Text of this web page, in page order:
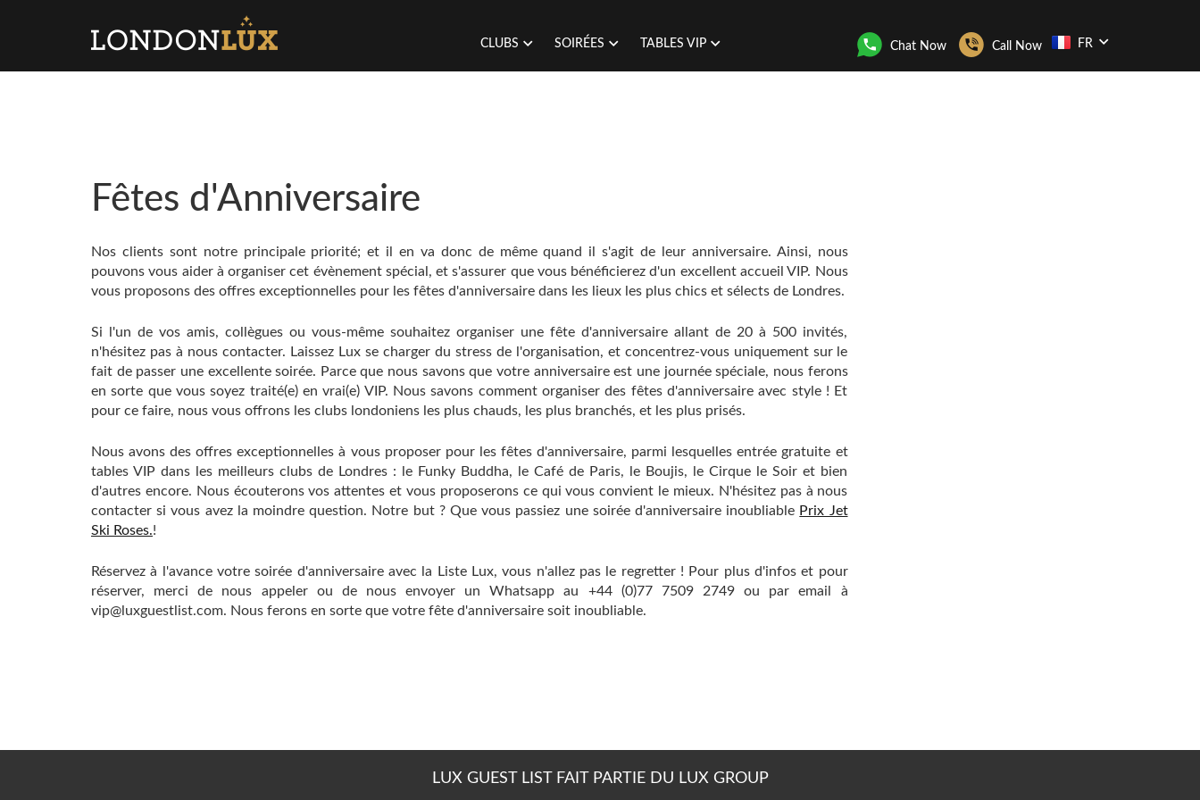
CLUBS SOIRÉES TABLES VIP Chat Now Call Now FR
Fêtes d'Anniversaire
Nos clients sont notre principale priorité; et il en va donc de même quand il s'agit de leur anniversaire. Ainsi, nous
pouvons vous aider à organiser cet évènement spécial, et s'assurer que vous bénéficierez d'un excellent accueil VIP. Nous
vous proposons des offres exceptionnelles pour les fêtes d'anniversaire dans les lieux les plus chics et sélects de Londres.
Si l'un de vos amis, collègues ou vous-même souhaitez organiser une fête d'anniversaire allant de 20 à 500 invités,
n'hésitez pas à nous contacter. Laissez Lux se charger du stress de l'organisation, et concentrez-vous uniquement sur le
fait de passer une excellente soirée. Parce que nous savons que votre anniversaire est une journée spéciale, nous ferons
en sorte que vous soyez traité(e) en vrai(e) VIP. Nous savons comment organiser des fêtes d'anniversaire avec style ! Et
pour ce faire, nous vous offrons les clubs londoniens les plus chauds, les plus branchés, et les plus prisés.
Nous avons des offres exceptionnelles à vous proposer pour les fêtes d'anniversaire, parmi lesquelles entrée gratuite et
tables VIP dans les meilleurs clubs de Londres : le Funky Buddha, le Café de Paris, le Boujis, le Cirque le Soir et bien
d'autres encore. Nous écouterons vos attentes et vous proposerons ce qui vous convient le mieux. N'hésitez pas à nous
contacter si vous avez la moindre question. Notre but ? Que vous passiez une soirée d'anniversaire inoubliable Prix Jet
Ski Roses.!
Réservez à l'avance votre soirée d'anniversaire avec la Liste Lux, vous n'allez pas le regretter ! Pour plus d'infos et pour
réserver, merci de nous appeler ou de nous envoyer un Whatsapp au +44 (0)77 7509 2749 ou par email à
vip@luxguestlist.com. Nous ferons en sorte que votre fête d'anniversaire soit inoubliable.
LUX GUEST LIST FAIT PARTIE DU LUX GROUP